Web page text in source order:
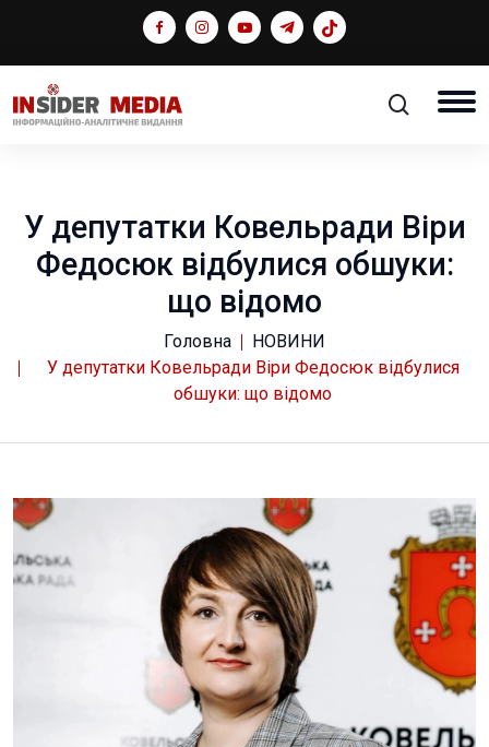
У депутатки Ковельради Віри
Федосюк відбулися обшуки:
що відомо
Головна
НОВИНИ
У депутатки Ковельради Віри Федосюк відбулися
обшуки: що відомо